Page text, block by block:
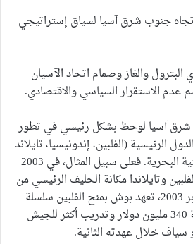
جنوب شرق آسيا لسياق إستراتيجي
والغاز وصمام اتحاد الآسيان
الاستقرار السياسي والاقتصادي.
شرق آسيا لوحظ بشكل رئيسي في تطور
الرئيسية (الفلبين، إندونيسيا، تايلاند
وماليزيا) وكذا القضايا الأمنية البحرية. فعلى سبيل المثال، في 2003
وتايلاندا مكانة الحليف الرئيسي من
خارج الناتو، و في 18 أكتوبر 2003، تعهد بوش بمنح الفلبين سلسلة
إضافية من المساعدة بقيمة 340 مليون دولار وتدريب أكثر للجيش
سياف خلال عهدته الثانية.